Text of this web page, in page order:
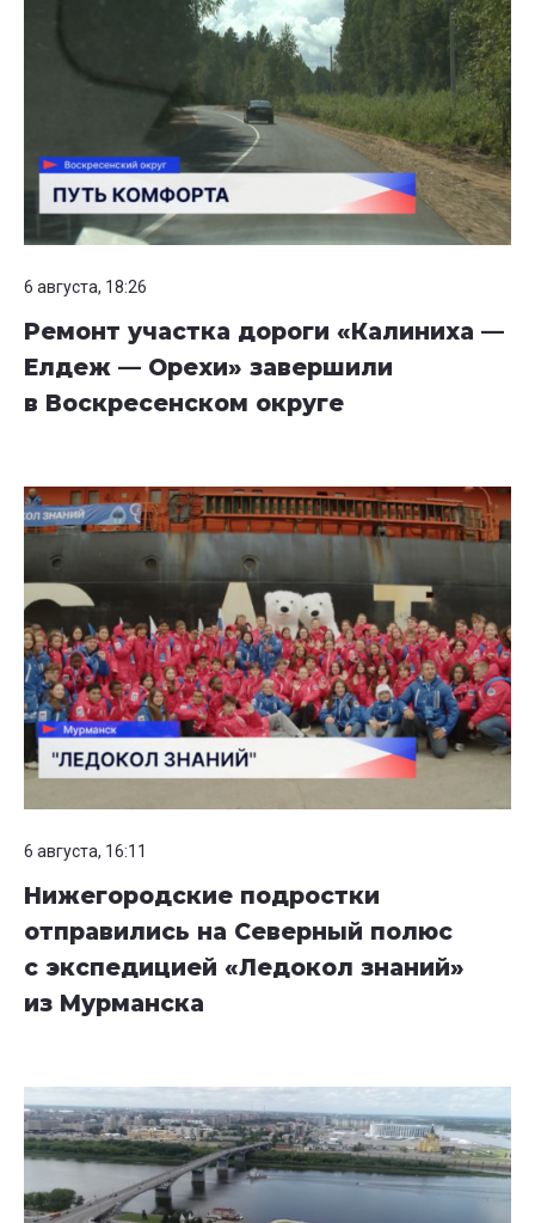
6 августа, 18:26
Ремонт участка дороги «Калиниха —
Елдеж — Орехи» завершили
в Воскресенском округе
6 августа, 16:11
Нижегородские подростки
отправились на Северный полюс
с экспедицией «Ледокол знаний»
из Мурманска